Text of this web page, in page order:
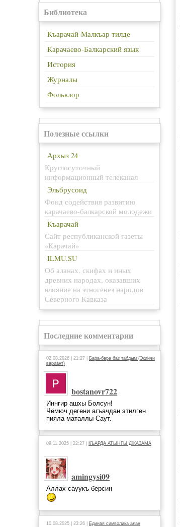
Библиотека
Къарачай-Малкъар тилде
Карачаево-Балкарский язык
История
Журналы
Фольклор
Полезные ссылки
Архыз 24
Круглосуточный
информационный телеканал
Эльбрусоид
Фонд содействия развитию
карачаево-балкарской молодежи
Къарачай
Сайт республиканской газеты
«Карачай»
ILMU.SU
Об аланах, скифах и иных
древних народах, оказавших
влияние на этногенез народов
Северного Кавказа
Последние комментарии
02.08.2026 | 21:27 | Бара-бара баз табдым (Экинчи
вариант)
bostanovr722
Иннгир ашхы Болсун!
Чёмюч дегени агъачдан этилген
пияла маталлы Саут.
09.11.2025 | 22:27 | КЪАРДА АТЫНГЫ ДЖАЗАМА
amingysi09
Аллах сауукъ берсин
10.08.2025 | 23:26 | Единая символика алан